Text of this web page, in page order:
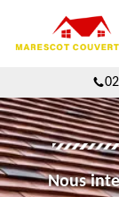
Nous